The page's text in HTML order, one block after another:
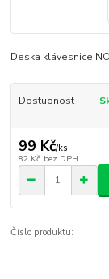
Deska klávesnice
Dostupnost
99 Kč/ks
82 Kč bez DPH
Číslo produktu: